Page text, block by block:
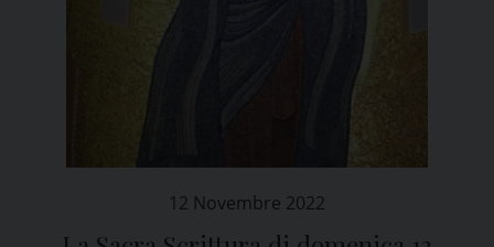
12 Novembre 2022